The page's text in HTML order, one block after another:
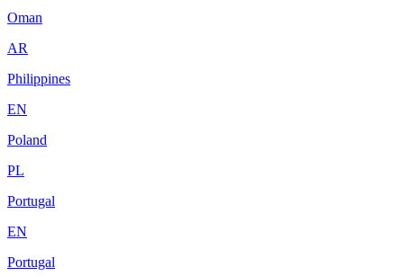
Oman
AR
Philippines
EN
Poland
PL
Portugal
EN
Portugal